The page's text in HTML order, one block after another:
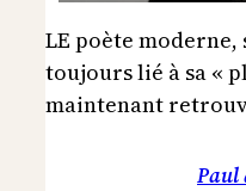
LE poète
toujours lié à sa «
maintenant
Paul